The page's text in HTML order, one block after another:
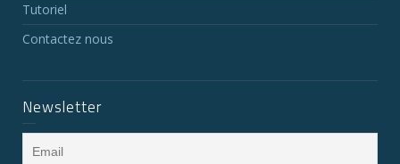
Tutoriel
Contactez nous
Newsletter